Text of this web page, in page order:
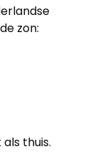
zon:
thuis.